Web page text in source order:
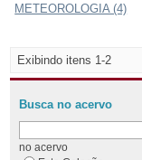
METEOROLOGIA (4)
Exibindo itens 1-2
Busca no acervo
no acervo